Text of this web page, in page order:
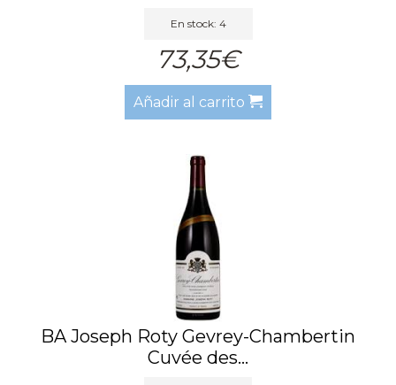
En stock: 4
73,35€
Añadir al carrito
BA Joseph Roty Gevrey-Chambertin
Cuvée des...